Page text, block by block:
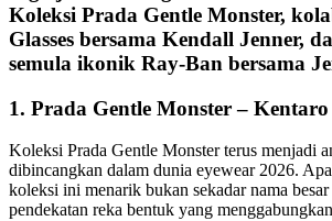
Koleksi Prada Gentle Monster,
Glasses bersama Kendall Jenner,
semula ikonik Ray-Ban bersama
1. Prada Gentle Monster –
Koleksi Prada Gentle Monster terus menjadi
dibincangkan dalam dunia eyewear 2026.
koleksi ini menarik bukan sekadar nama
pendekatan reka bentuk yang